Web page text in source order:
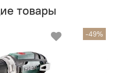
товары
-49%